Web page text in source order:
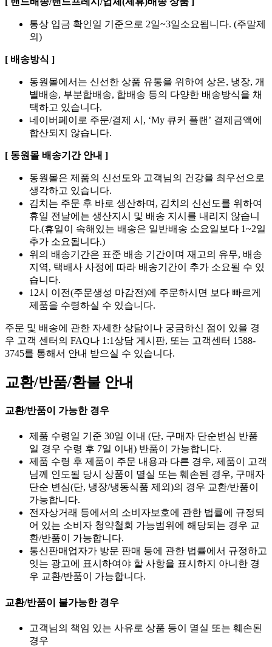
통상 입금 확인일 기준으로 2일~3일소요됩니다. (주말제
외)
[ 배송방식 ]
동원몰에서는 신선한 상품 유통을 위하여 상온, 냉장, 개
별배송, 부분합배송, 합배송 등의 다양한 배송방식을 채
택하고 있습니다.
네이버페이로 주문/결제 시, ‘My 큐커 플랜’ 결제금액에
합산되지 않습니다.
[ 동원몰 배송기간 안내 ]
동원몰은 제품의 신선도와 고객님의 건강을 최우선으로
생각하고 있습니다.
김치는 주문 후 바로 생산하며, 김치의 신선도를 위하여
휴일 전날에는 생산지시 및 배송 지시를 내리지 않습니
다.(휴일이 속해있는 배송은 일반배송 소요일보다 1~2일
추가 소요됩니다.)
위의 배송기간은 표준 배송 기간이며 재고의 유무, 배송
지역, 택배사 사정에 따라 배송기간이 추가 소요될 수 있
습니다.
12시 이전(주문생성 마감전)에 주문하시면 보다 빠르게
제품을 수령하실 수 있습니다.
주문 및 배송에 관한 자세한 상담이나 궁금하신 점이 있을 경
우 고객 센터의 FAQ나 1:1상담 게시판, 또는 고객센터 1588-
3745를 통해서 안내 받으실 수 있습니다.
교환/반품/환불 안내
교환/반품이 가능한 경우
제품 수령일 기준 30일 이내 (단, 구매자 단순변심 반품
일 경우 수령 후 7일 이내) 반품이 가능합니다.
제품 수령 후 제품이 주문 내용과 다른 경우, 제품이 고객
님께 인도될 당시 상품이 멸실 또는 훼손된 경우, 구매자
단순 변심(단, 냉장/냉동식품 제외)의 경우 교환/반품이
가능합니다.
전자상거래 등에서의 소비자보호에 관한 법률에 규정되
어 있는 소비자 청약철회 가능범위에 해당되는 경우 교
환/반품이 가능합니다.
통신판매업자가 방문 판매 등에 관한 법률에서 규정하고
잇는 광고에 표시하여야 할 사항을 표시하지 아니한 경
우 교환/반품이 가능합니다.
교환/반품이 불가능한 경우
고객님의 책임 있는 사유로 상품 등이 멸실 또는 훼손된
경우